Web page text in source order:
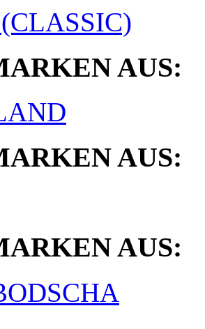
AUS:
AUS:
AUS: